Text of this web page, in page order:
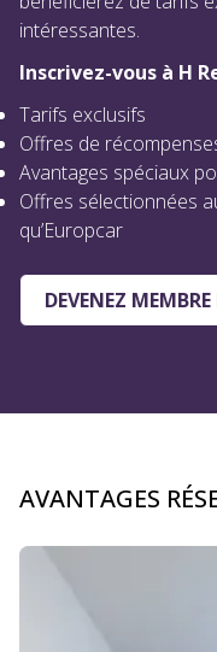
Tarifs exclusifs
Avantages spéciaux
Offres sélectionnées
qu’Europcar
DEVENEZ